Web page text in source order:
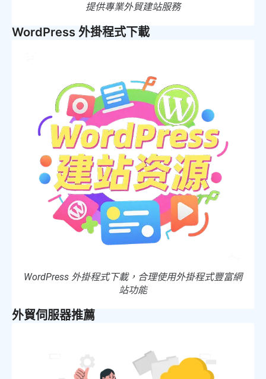
提供專業外貿建站服務
WordPress 外掛程式下載
WordPress 外掛程式下載，合理使用外掛程式豐富網
站功能
外貿伺服器推薦